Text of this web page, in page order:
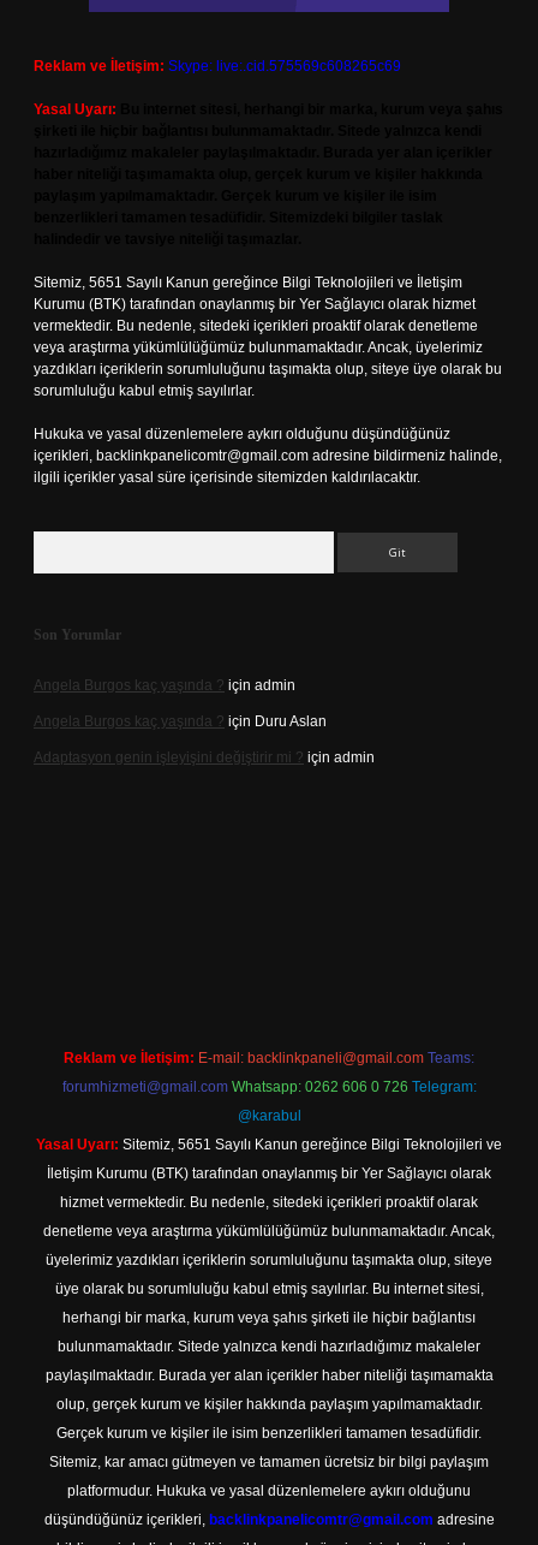
Reklam ve İletişim: Skype: live:.cid.575569c608265c69
Yasal Uyarı:
Sitemiz, 5651 Sayılı Kanun gereğince Bilgi Teknolojileri ve İletişim
Kurumu (BTK) tarafından onaylanmış bir Yer Sağlayıcı olarak hizmet
vermektedir. Bu nedenle, sitedeki içerikleri proaktif olarak denetleme
veya araştırma yükümlülüğümüz bulunmamaktadır. Ancak, üyelerimiz
yazdıkları içeriklerin sorumluluğunu taşımakta olup, siteye üye olarak bu
sorumluluğu kabul etmiş sayılırlar.
Hukuka ve yasal düzenlemelere aykırı olduğunu düşündüğünüz
içerikleri, backlinkpanelicomtr@gmail.com adresine bildirmeniz halinde,
ilgili içerikler yasal süre içerisinde sitemizden kaldırılacaktır.
Son Yorumlar
Angela Burgos kaç yaşında ? için admin
Angela Burgos kaç yaşında ? için Duru Aslan
Adaptasyon genin işleyişini değiştirir mi ? için admin
Reklam ve İletişim: E-mail: backlinkpaneli@gmail.com Teams:
forumhizmeti@gmail.com Whatsapp: 0262 606 0 726 Telegram:
@karabul
Yasal Uyarı: Sitemiz, 5651 Sayılı Kanun gereğince Bilgi Teknolojileri ve
İletişim Kurumu (BTK) tarafından onaylanmış bir Yer Sağlayıcı olarak
hizmet vermektedir. Bu nedenle, sitedeki içerikleri proaktif olarak
denetleme veya araştırma yükümlülüğümüz bulunmamaktadır. Ancak,
üyelerimiz yazdıkları içeriklerin sorumluluğunu taşımakta olup, siteye
üye olarak bu sorumluluğu kabul etmiş sayılırlar. Bu internet sitesi,
herhangi bir marka, kurum veya şahıs şirketi ile hiçbir bağlantısı
bulunmamaktadır. Sitede yalnızca kendi hazırladığımız makaleler
paylaşılmaktadır. Burada yer alan içerikler haber niteliği taşımamakta
olup, gerçek kurum ve kişiler hakkında paylaşım yapılmamaktadır.
Gerçek kurum ve kişiler ile isim benzerlikleri tamamen tesadüfidir.
Sitemiz, kar amacı gütmeyen ve tamamen ücretsiz bir bilgi paylaşım
platformudur. Hukuka ve yasal düzenlemelere aykırı olduğunu
düşündüğünüz içerikleri, backlinkpanelicomtr@gmail.com adresine